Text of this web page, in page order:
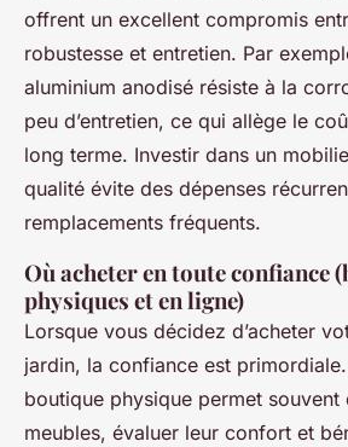
offrent un excellent compromis
robustesse et entretien. Par
aluminium anodisé résiste à la
peu d’entretien, ce qui allège le
long terme. Investir dans un
qualité évite des dépenses
remplacements fréquents.
Où acheter en toute confiance
physiques et en ligne)
Lorsque vous décidez d’acheter
jardin, la confiance est
boutique physique permet souvent
meubles, évaluer leur confort et